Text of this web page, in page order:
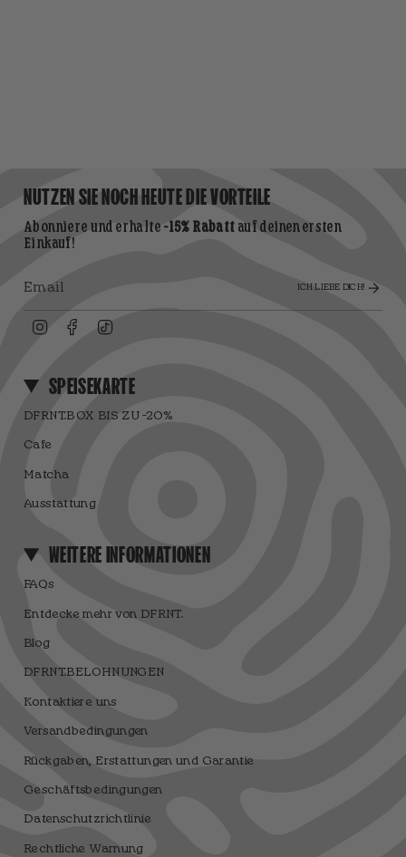
NUTZEN SIE NOCH HEUTE DIE VORTEILE
Abonniere und erhalte -15% Rabatt auf deinen ersten
Einkauf!
ICH LIEBE DICH!
InstagramFacebook
SPEISEKARTE
DFRNT.BOX BIS ZU -20%
Cafe
Matcha
Ausstattung
WEITERE INFORMATIONEN
FAQs
Entdecke mehr von DFRNT.
Blog
DFRNT.BELOHNUNGEN
Kontaktiere uns
Versandbedingungen
Rückgaben, Erstattungen und Garantie
Geschäftsbedingungen
Datenschutzrichtlinie
Rechtliche Warnung